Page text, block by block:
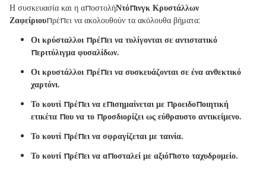
Η συσκευασία και η αποστολήΝτόπινγκ Κρυστάλλων
Ζαφείριουπρέπει να ακολουθούν τα ακόλουθα βήματα:
Οι κρύσταλλοι πρέπει να τυλίγονται σε αντιστατικό
περιτύλιγμα φυσαλίδων.
Οι κρυστάλλοι πρέπει να συσκευάζονται σε ένα ανθεκτικό
χαρτόνι.
Το κουτί πρέπει να επισημαίνεται με προειδοποιητική
ετικέτα που να το προσδιορίζει ως εύθραυστο αντικείμενο.
Το κουτί πρέπει να σφραγίζεται με ταινία.
Το κουτί πρέπει να αποσταλεί με αξιόπιστο ταχυδρομείο.